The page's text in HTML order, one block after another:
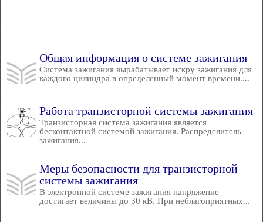
Общая информация о системе зажигания
Система зажигания вырабатывает искру зажигания для
каждого цилиндра в определенный момент времени....
Работа транзисторной системы зажигания
Транзисторная система зажигания является
бесконтактной системой зажигания. Распределитель
зажигания...
Меры безопасности для транзисторной
системы зажигания
В электронной системе зажигания напряжение
достигает величины до 30 кВ. При неблагоприятных...